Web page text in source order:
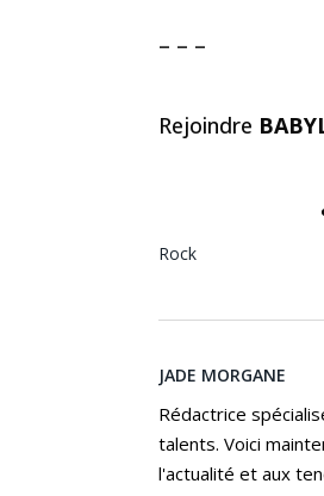
– – –
Rejoindre
Rock
JADE MORGANE
Rédactrice
talents. Voici
l'actualité et aux